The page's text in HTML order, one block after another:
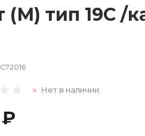
(М) тип 19С /
C72016
Нет в наличии